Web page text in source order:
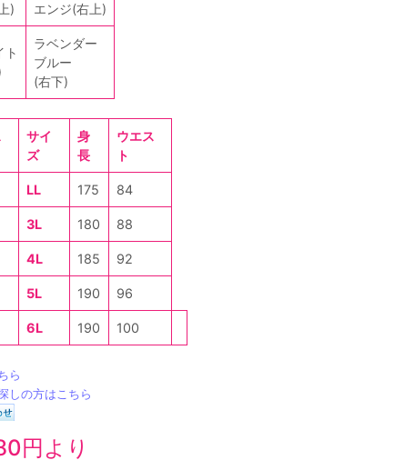
) エンジ(右上)
ト
ラベンダー
ブルー
(右下)
サイ
ズ
身
長
ウエス
ト
LL 175 84
3L 180 88
4L 185 92
5L 190 96
6L 190 100
ら
しの方はこちら
円より